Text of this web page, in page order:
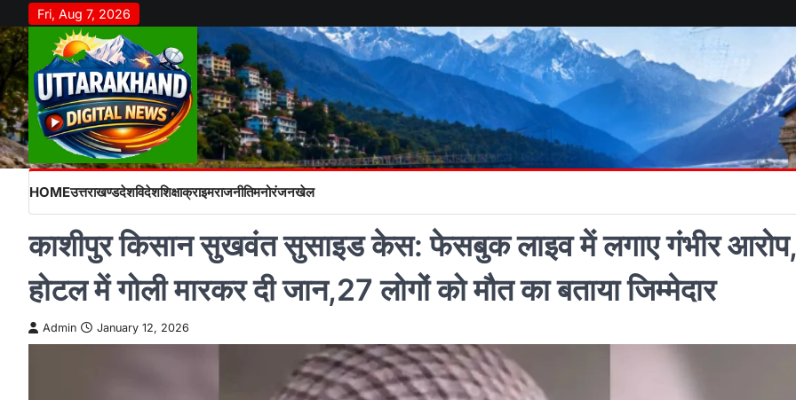
to
content
Fri, Aug 7, 2026
HOMEउत्तराखण्डदेशविदेशशिक्षाक्राइमराजनीतिमनोरंजनखेल
काशीपुर किसान सुखवंत सुसाइड केस: फेसबुक लाइव में लगाए गंभीर आरोप,
होटल में गोली मारकर दी जान,27 लोगों को मौत का बताया जिम्मेदार
Admin January 12, 2026